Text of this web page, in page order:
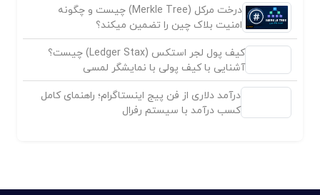
درخت مرکل (Merkle Tree) چیست و چگونه
امنیت بلاک چین را تضمین میکند؟
کیف پول لجر استکس (Ledger Stax) چیست؟
آشنایی با کیف پولی با نمایشگر لمسی
درآمد دلاری از فن پیج اینستاگرام؛ راهنمای کامل
کسب درآمد با سیستم رفرال